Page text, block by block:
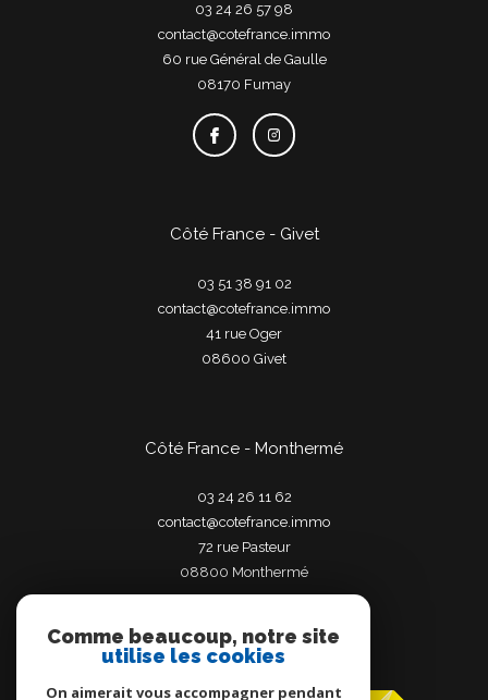
03 24 26 57 98
contact@cotefrance.immo
60 rue Général de Gaulle
08170
fumay
Côté France - Givet
03 51 38 91 02
contact@cotefrance.immo
41 rue Oger
08600
givet
Côté France - Monthermé
03 24 26 11 62
contact@cotefrance.immo
72 rue Pasteur
08800
monthermé
Adhérents
Comme beaucoup, notre site
utilise les cookies
On aimerait vous accompagner pendant